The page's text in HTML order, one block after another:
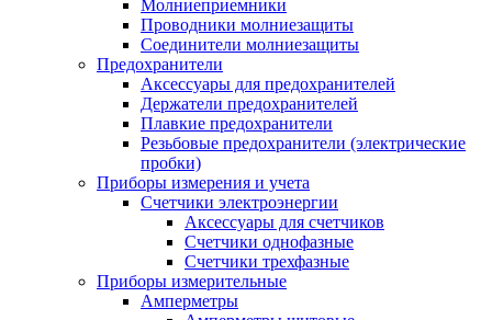
Молниеприемники
Проводники молниезащиты
Соединители молниезащиты
Предохранители
Аксессуары для предохранителей
Держатели предохранителей
Плавкие предохранители
Резьбовые предохранители (электрические
пробки)
Приборы измерения и учета
Счетчики электроэнергии
Аксессуары для счетчиков
Счетчики однофазные
Счетчики трехфазные
Приборы измерительные
Амперметры